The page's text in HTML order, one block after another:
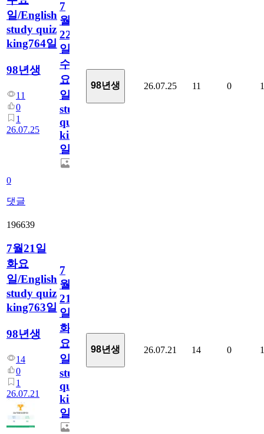
일/English
study quiz
king764일
98년생
11
0
1
26.07.25
0
댓글
7
월
22
일
수
요
일/English
study
quiz
king764
일
98년생 26.07.25 11 0 1
196639
7월21일
화요
일/English
study quiz
king763일
98년생
14
0
1
26.07.21
7
월
21
일
화
요
일/English
study
quiz
king763
일
98년생 26.07.21 14 0 1